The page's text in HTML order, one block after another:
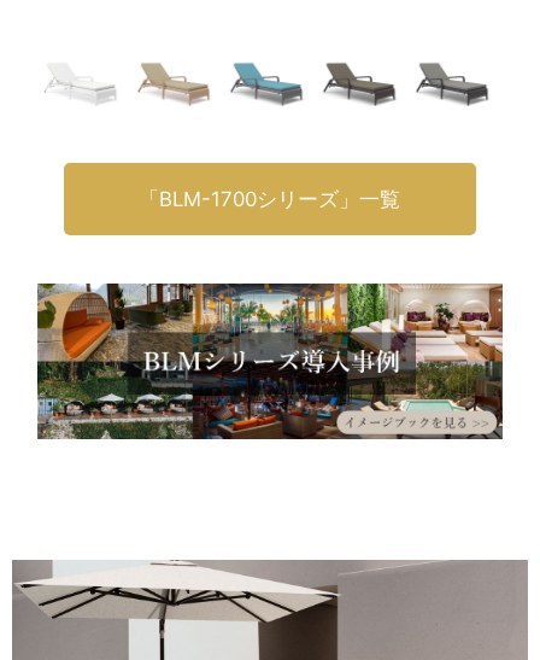
「BLM-1700シリーズ」一覧